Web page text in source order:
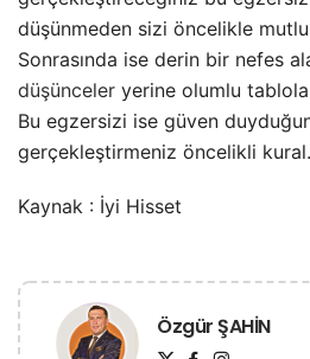
düşünmeden sizi öncelikle
Sonrasında ise derin bir nefes
düşünceler yerine olumlu
Bu egzersizi ise güven
gerçekleştirmeniz öncelikli kural.
Kaynak : İyi Hisset
Özgür ŞAHİN